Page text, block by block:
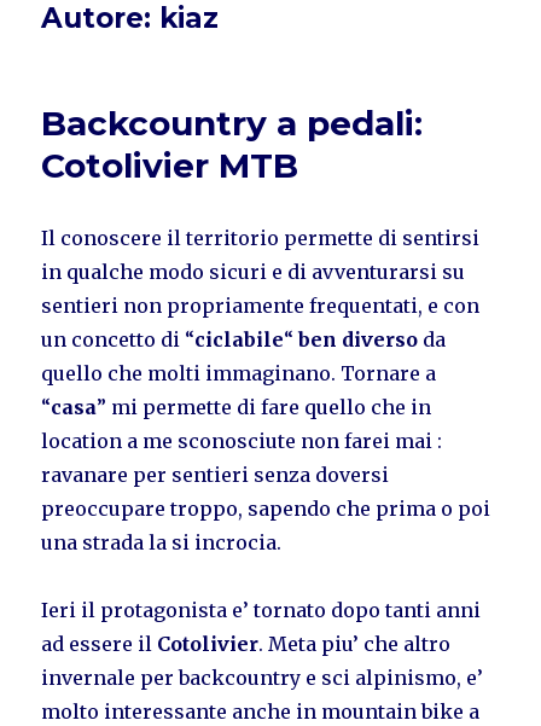
Autore: kiaz
Backcountry a pedali:
Cotolivier MTB
Il conoscere il territorio permette di sentirsi
in qualche modo sicuri e di avventurarsi su
sentieri non propriamente frequentati, e con
un concetto di “ciclabile“ ben diverso da
quello che molti immaginano. Tornare a
“casa” mi permette di fare quello che in
location a me sconosciute non farei mai :
ravanare per sentieri senza doversi
preoccupare troppo, sapendo che prima o poi
una strada la si incrocia.
Ieri il protagonista e’ tornato dopo tanti anni
ad essere il Cotolivier. Meta piu’ che altro
invernale per backcountry e sci alpinismo, e’
molto interessante anche in mountain bike a